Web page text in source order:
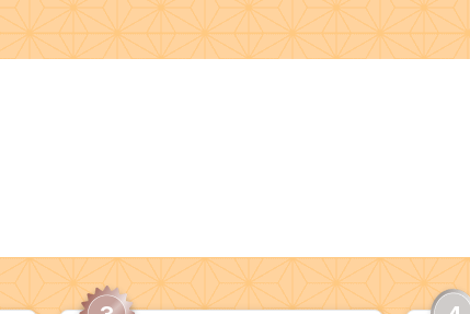
激 動物 自然 教育 発達 想像力 創造
力 W340mm H50mm D320mm ヒノキ
スギ フェルト 安芸市 高知県
教育
貝 ヒ
集中